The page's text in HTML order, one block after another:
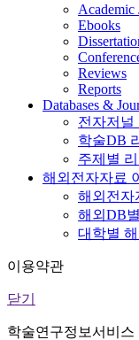
Academic
Ebooks
Reviews
Reports
Databases &
전자저널
학술DB
주제별
해외전자자료
해외전자
해외DB
대학별
이용약관
닫기
학술연구정보서비스